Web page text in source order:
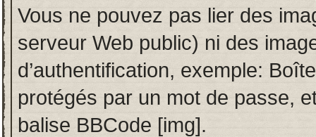
Vous ne pouvez pas lier des
serveur Web public) ni des
d’authentification, exemple:
protégés par un mot de passe,
balise BBCode [img].